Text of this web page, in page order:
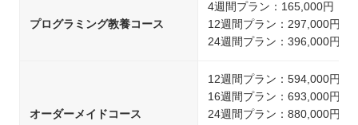
プログラミング教養コース
4週間プラン：165,000円
12週間プラン：297,000円
24週間プラン：396,000円
オーダーメイドコース
12週間プラン：594,000円
16週間プラン：693,000円
24週間プラン：880,000円